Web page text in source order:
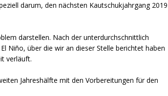
darum, den nächsten Kautschukjahrgang 2019
darstellen. Nach der unterdurchschnittlich
Niño, über die wir an dieser Stelle berichtet haben
verläuft.
Jahreshälfte mit den Vorbereitungen für den